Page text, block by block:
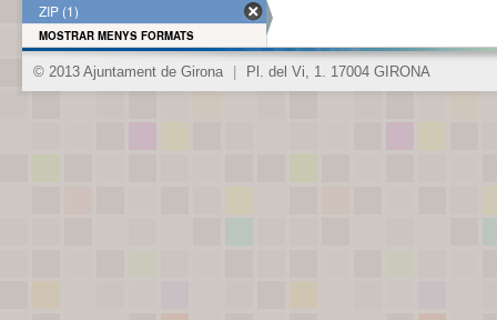
ZIP (1)
MOSTRAR MENYS FORMATS
© 2013 Ajuntament de Girona Pl. del Vi, 1. 17004 GIRONA